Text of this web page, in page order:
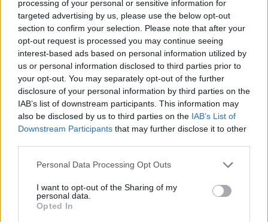
processing of your personal or sensitive information for
targeted advertising by us, please use the below opt-out
section to confirm your selection. Please note that after your
opt-out request is processed you may continue seeing
interest-based ads based on personal information utilized by
us or personal information disclosed to third parties prior to
your opt-out. You may separately opt-out of the further
disclosure of your personal information by third parties on the
IAB’s list of downstream participants. This information may
also be disclosed by us to third parties on the IAB’s List of
Downstream Participants that may further disclose it to other
Please note that this website/app uses one or more Google
not limited to your visit or usage behaviour. You may click to
grant or deny consent to Google and its third-party tags to
use your data for below specified purposes in below Google
Personal Data Processing Opt Outs
I want to opt-out of the Sharing of my
personal data.
Opted In
Υπόθεση Έπσταϊν: Κεκλεισμένων των θυρών
καταθέτει ο Κλίντον στη Βουλή των Αντιπροσώπων
ΑΝΑΡΤΗΘΗΚΕ ΑΠΟ ΆΛΚΗΣΤΗ ΓΑΤΟΠΟΎΛΟΥ 27 ΦΕΒΡΟΥΑΡΊΟΥ 2026
Ο πρώην πρόεδρος των ΗΠΑ, Μπιλ Κλίντον, καταθέτει σήμερα
Παρασκευή 27/2, ενώπιον της ειδικής επιτροπής της Βουλής των